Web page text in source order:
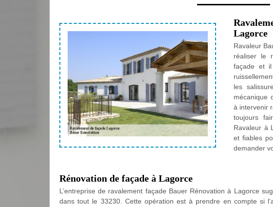
Lagorce
Ravaleur
réaliser le
façade et il
les
mécanique
à intervenir
toujours
Ravaleur à
et fiables
demander
Rénovation de façade à Lagorce
L’entreprise de ravalement façade Bauer Rénovation à Lagorce
dans tout le 33230. Cette opération est à prendre en compte si